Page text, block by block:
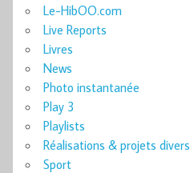
Le-HibOO.com
Live Reports
Livres
News
Photo instantanée
Play 3
Playlists
Réalisations & projets divers
Sport